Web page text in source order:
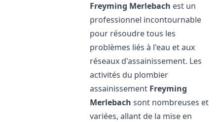
Freyming Merlebach est un
professionnel incontournable
pour résoudre tous les
problèmes liés à l'eau et aux
réseaux d'assainissement. Les
activités du plombier
assainissement Freyming
Merlebach sont nombreuses et
variées, allant de la mise en